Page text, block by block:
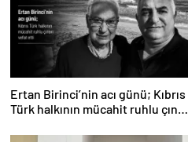
Ertan Birinci’nin acı günü; Kıbrıs
Türk halkının mücahit ruhlu çınarı